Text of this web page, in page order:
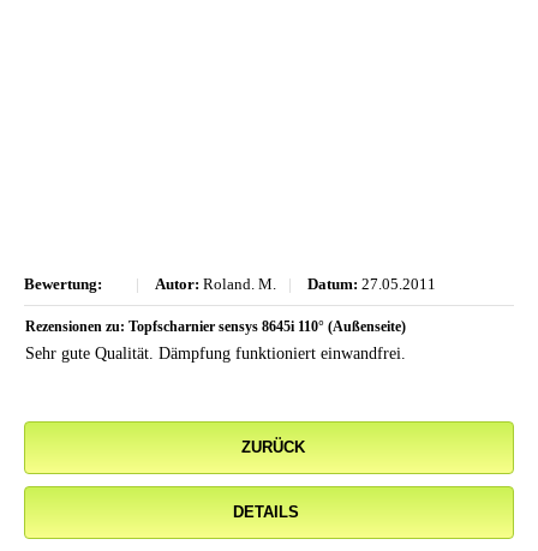
Bewertung: | Autor: Roland. M. | Datum: 27.05.2011
Rezensionen zu: Topfscharnier sensys 8645i 110° (Außenseite)
Sehr gute Qualität. Dämpfung funktioniert einwandfrei.
ZURÜCK
DETAILS